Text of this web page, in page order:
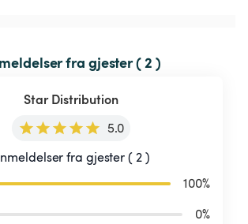
fra gjester ( 2 )
Star Distribution
5.0
fra gjester ( 2 )
100%
0%